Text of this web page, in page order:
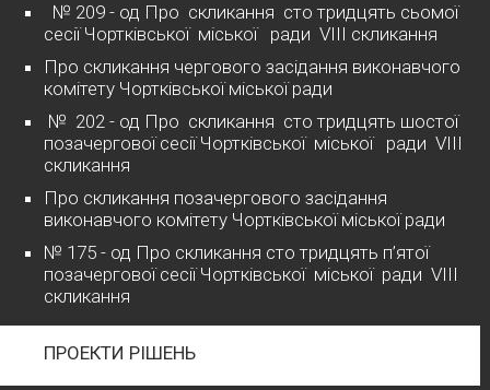
№ 209 - од Про скликання сто тридцять сьомої
сесії Чортківської міської ради VІІІ скликання
Про скликання чергового засідання виконавчого
комітету Чортківської міської ради
№ 202 - од Про скликання сто тридцять шостої
позачергової сесії Чортківської міської ради VІІІ
скликання
Про скликання позачергового засідання
виконавчого комітету Чортківської міської ради
№ 175 - од Про скликання сто тридцять п’ятої
позачергової сесії Чортківської міської ради VІІІ
скликання
ПРОЕКТИ РІШЕНЬ